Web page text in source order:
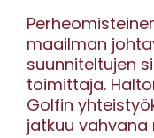
maailman
suunniteltujen
toimittaja.
Golfin
jatkuu vahvana